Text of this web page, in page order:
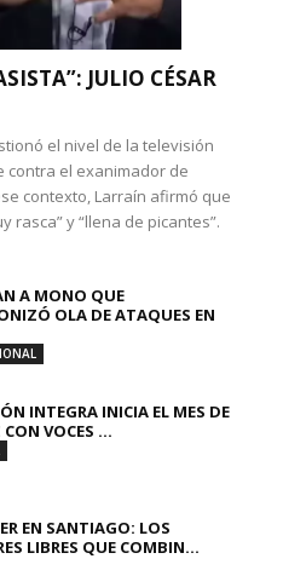
JULIO CÉSAR
el nivel de la televisión
contra el exanimador de
contexto, Larraín afirmó que
rasca” y “llena de picantes”.
A MONO QUE
OLA DE ATAQUES EN
INTEGRA INICIA EL MES DE
VOCES ...
EN SANTIAGO: LOS
LIBRES QUE COMBIN...